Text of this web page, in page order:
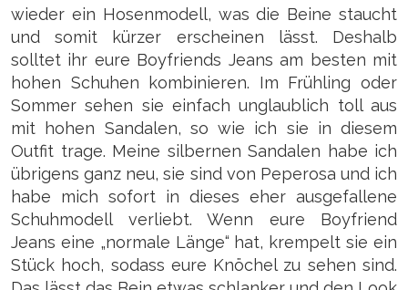
wieder ein Hosenmodell, was die Beine staucht
und somit kürzer erscheinen lässt. Deshalb
solltet ihr eure Boyfriends Jeans am besten mit
hohen Schuhen kombinieren. Im Frühling oder
Sommer sehen sie einfach unglaublich toll aus
mit hohen Sandalen, so wie ich sie in diesem
Outfit trage. Meine silbernen Sandalen habe ich
übrigens ganz neu, sie sind von Peperosa und ich
habe mich sofort in dieses eher ausgefallene
Schuhmodell verliebt. Wenn eure Boyfriend
Jeans eine „normale Länge“ hat, krempelt sie ein
Stück hoch, sodass eure Knöchel zu sehen sind.